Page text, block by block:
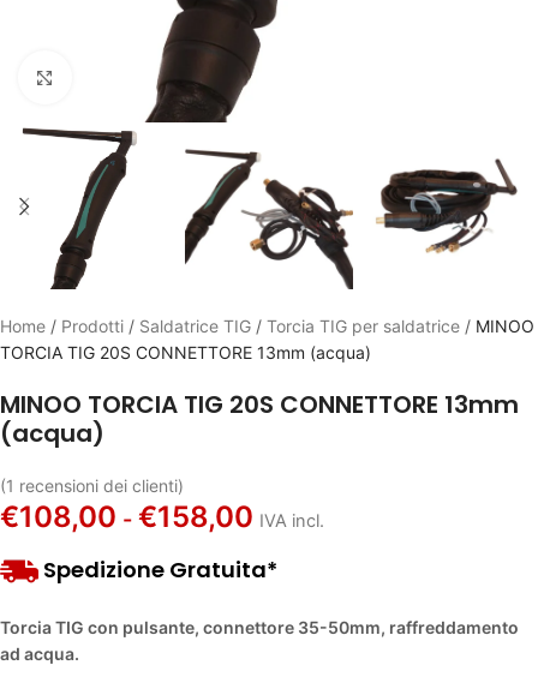
Click to enlarge
Home / Prodotti / Saldatrice TIG / Torcia TIG per saldatrice / MINOO
TORCIA TIG 20S CONNETTORE 13mm (acqua)
MINOO TORCIA TIG 20S CONNETTORE 13mm
(acqua)
(1 recensioni dei clienti)
€108,00 - €158,00 IVA incl.
Spedizione Gratuita*
Torcia TIG con pulsante, connettore 35-50mm, raffreddamento
ad acqua.